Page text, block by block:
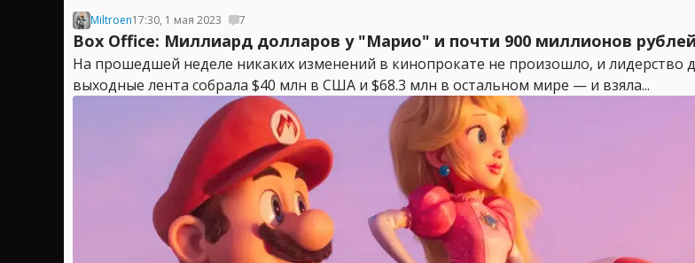
Miltroen17:30, 1 мая 2023 7
Box Office: Миллиард долларов у "Марио" и почти 900 миллионов
На прошедшей неделе никаких изменений в кинопрокате не произошло, и лидерство
выходные лента собрала $40 млн в США и $68.3 млн в остальном мире — и взяла...